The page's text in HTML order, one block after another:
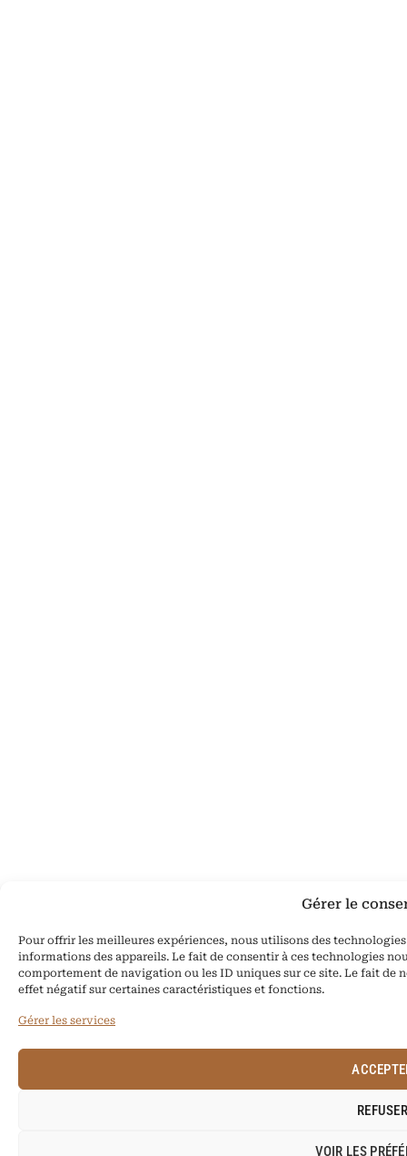
Gérer le
Pour offrir les meilleures expériences, nous utilisons des
informations des appareils. Le fait de consentir à ces technologies
comportement de navigation ou les ID uniques sur ce site. Le fait de
effet négatif sur certaines caractéristiques et fonctions.
Gérer les services
VOIR LES